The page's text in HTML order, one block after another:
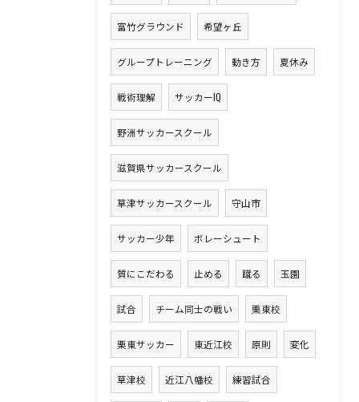
富竹グラウンド 希望ヶ丘
グループトレーニング 動き方 夏休み
戦術理解 サッカーIQ
野洲サッカースクール
滋賀県サッカースクール
草津サッカースクール 守山市
サッカー少年 ボレーシュート
質にこだわる 止める 蹴る 玉園
試合 チーム同士の戦い 栗東校
栗東サッカー 東近江校 原則 変化
草津校 近江八幡校 練習試合